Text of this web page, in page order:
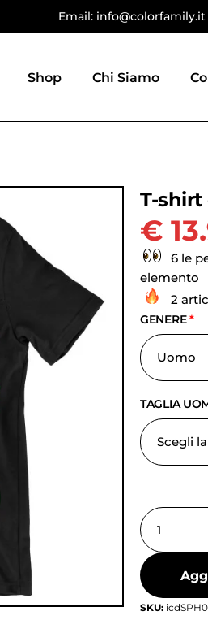
Email: info@colorfamily.it
Shop Chi Siamo
T-
€
6 le
elemento
2
GENERE*
TAGLIA
SKU: